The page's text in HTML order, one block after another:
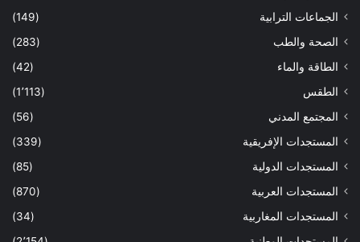
الجماعات الترابية
(149)
الصحة والطب
(283)
الطاقة والماء
(42)
الطقس
(1٬113)
المجتمع المدني
(56)
المستجدات الإفريقية
(339)
المستجدات الدولية
(85)
المستجدات العربية
(870)
المستجدات المغاربية
(34)